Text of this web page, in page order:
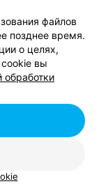
файлов
позднее время.
о целях,
cookie вы
обработки